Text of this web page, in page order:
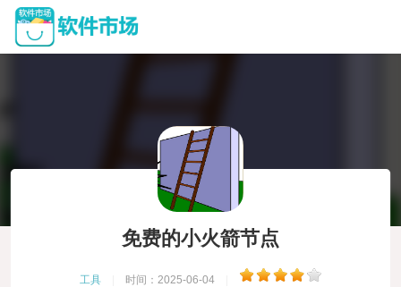
免费的小火箭节点
工具 时间：2025-06-04